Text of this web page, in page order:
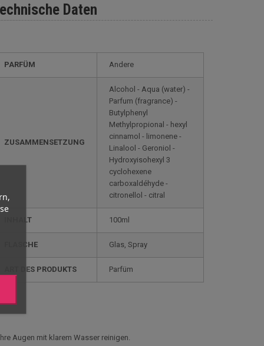
Daten
PARFÜM Andere
ZUSAMMENSETZUNG
Alcohol - Aqua (water) -
Parfum (fragrance) -
Butylphenyl
Methylpropional - hexyl
cinnamol - limonene -
Linalool - Geroniol -
Hydroxyisohexyl 3
cyclohexene
carboxaldéhyde -
citronellol - citral
INHALT 100ml
FLASCHE Glas, Spray
ART DES PRODUKTS Parfüm
Augen mit klarem Wasser reinigen.